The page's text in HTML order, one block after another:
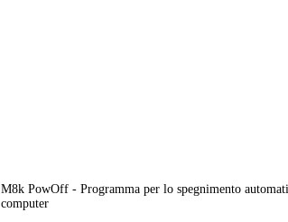
M8k PowOff - Programma per lo spegnimento
computer